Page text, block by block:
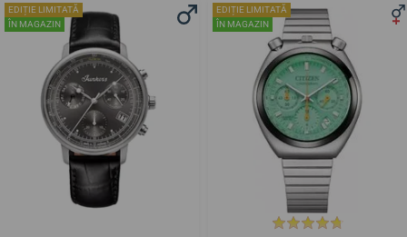
EDIȚIE LIMITATĂ
ÎN MAGAZIN
EDIȚIE LIMITATĂ
ÎN MAGAZIN